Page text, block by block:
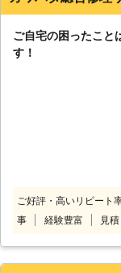
ご自宅の困ったこと
す！
ご好評・高いリピート
事
経験豊富 見